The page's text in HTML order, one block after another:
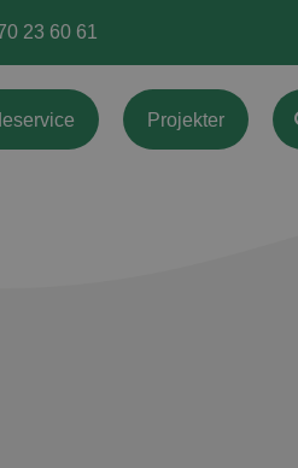
23 60 61
Projekter